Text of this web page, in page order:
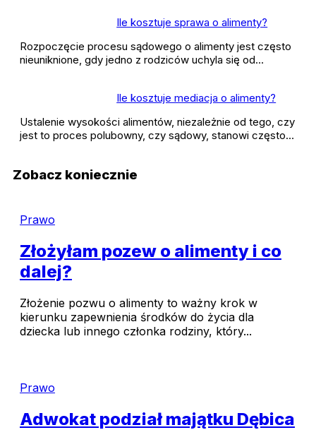
Ile kosztuje sprawa o alimenty?
Rozpoczęcie procesu sądowego o alimenty jest często
nieuniknione, gdy jedno z rodziców uchyla się od…
Ile kosztuje mediacja o alimenty?
Ustalenie wysokości alimentów, niezależnie od tego, czy
jest to proces polubowny, czy sądowy, stanowi często…
Zobacz koniecznie
Prawo
Złożyłam pozew o alimenty i co
dalej?
Złożenie pozwu o alimenty to ważny krok w
kierunku zapewnienia środków do życia dla
dziecka lub innego członka rodziny, który...
Prawo
Adwokat podział majątku Dębica